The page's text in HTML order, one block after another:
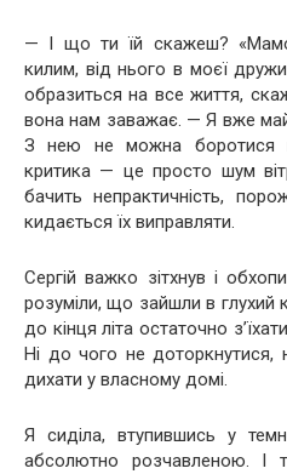
— І що ти їй скажеш?
килим, від нього в моєї
образиться на все життя,
вона нам заважає. — Я вже
З нею не можна боротися
критика — це просто шум
бачить непрактичність,
кидається їх виправляти.
Сергій важко зітхнув і
розуміли, що зайшли в глухий
до кінця літа остаточно
Ні до чого не доторкнутися,
дихати у власному домі.
Я сиділа, втупившись у
абсолютно розчавленою. І